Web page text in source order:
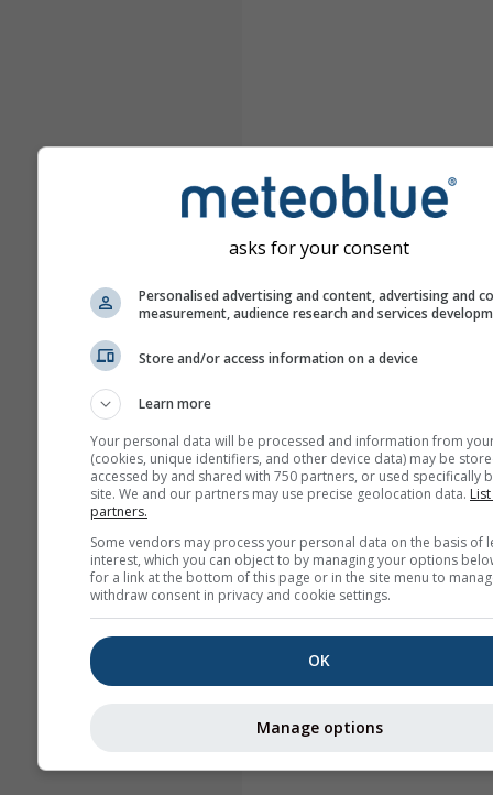
asks for your consent
Personalised advertising and content, advertising and
measurement, audience research and services
Store and/or access information on a device
Learn more
Your personal data will be processed and information from
(cookies, unique identifiers, and other device data) may be
accessed by and shared with 750 partners, or used specifically
site. We and our partners may use precise geolocation data.
partners.
Some vendors may process your personal data on the basis of
interest, which you can object to by managing your options
for a link at the bottom of this page or in the site menu to
withdraw consent in privacy and cookie settings.
OK
Manage options